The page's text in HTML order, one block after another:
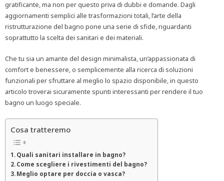
gratificante, ma non per questo priva di dubbi e domande. Dagli
aggiornamenti semplici alle trasformazioni totali, l’arte della
ristrutturazione del bagno pone una serie di sfide, riguardanti
soprattutto la scelta dei sanitari e dei materiali.
Che tu sia un amante del design minimalista, un’appassionata di
comfort e benessere, o semplicemente alla ricerca di soluzioni
funzionali per sfruttare al meglio lo spazio disponibile, in questo
articolo troverai sicuramente spunti interessanti per rendere il tuo
bagno un luogo speciale.
Cosa tratteremo
Quali sanitari installare in bagno?
Come scegliere i rivestimenti del bagno?
Meglio optare per doccia o vasca?